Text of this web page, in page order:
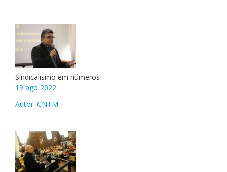
Sindicalismo em números
19 ago 2022
Autor: CNTM